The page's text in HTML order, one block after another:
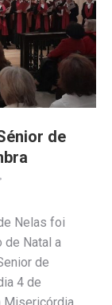
de
Nelas foi
de Natal a
de
4 de